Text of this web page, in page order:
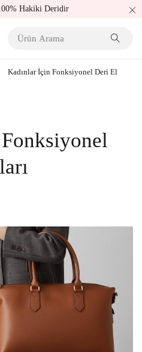
Hakiki Deridir
Kadınlar İçin Fonksiyonel Deri El